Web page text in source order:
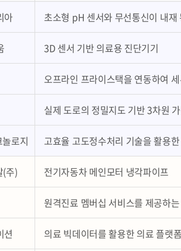
아 초소형 pH 센서와 무선통신이 내재
3D 센서 기반 의료용 진단기기
오프라인 프라이스택을 연동하여
실제 도로의 정밀지도 기반 3차원
로지 고효율 고도정수처리 기술을 활용
(주) 전기자동차 메인모터 냉각파이프
원격진료 멤버십 서비스를 제공하
션 의료 빅데이터를 활용한 의료 플랫